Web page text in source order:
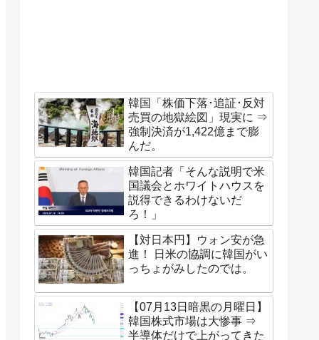
韓国「株価下落･追証･反対
売買の地獄絵図」現実に ⇒
強制決済が1,422億まで膨
んだ。
韓国記者「そんな説明で米
国議会とホワイトハウスを
説得できるわけないだ
ろ！」
【対日本円】ウォン安が急
進！ 日米の協調に韓国がい
っちょがみしたのでは。
【07月13日暗黒の月曜日】
韓国株式市場は大惨事 ⇒
半導体だけで上がってきた